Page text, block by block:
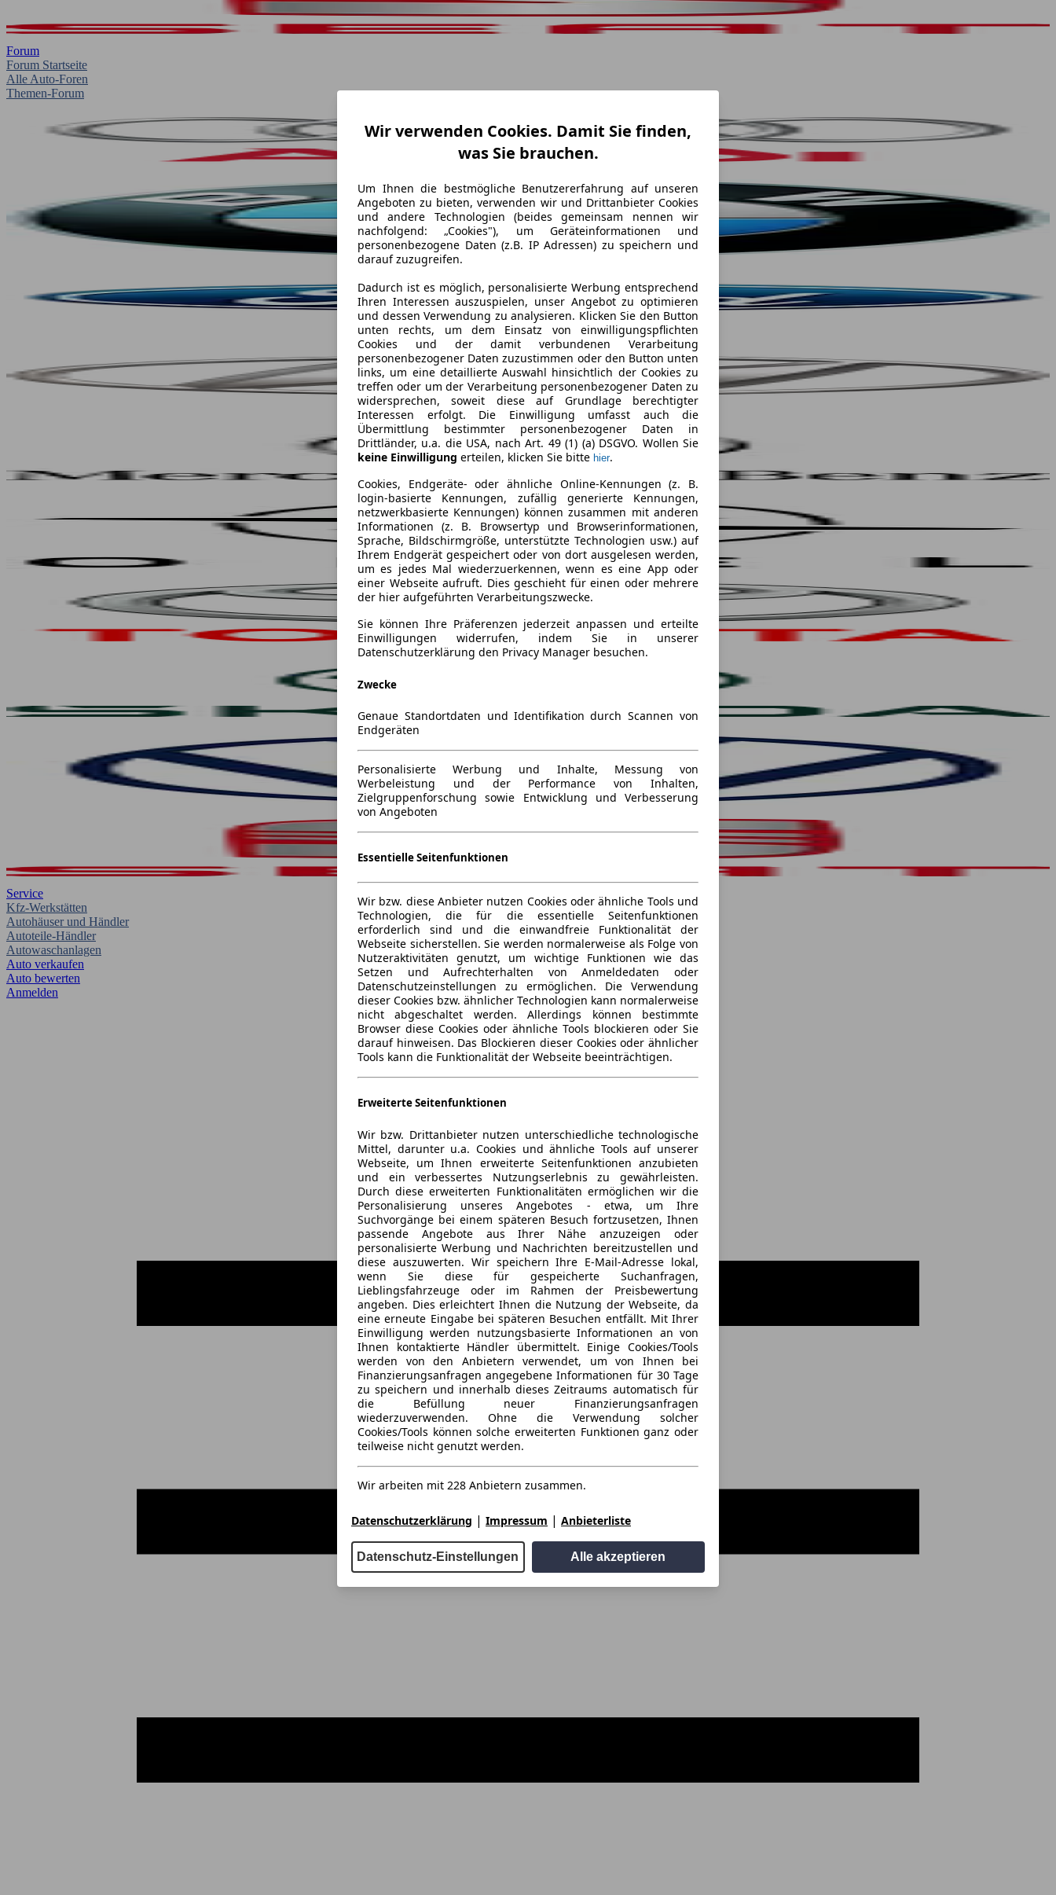
Forum
Forum Startseite
Alle Auto-Foren
Themen-Forum
Service
Kfz-Werkstätten
Autohäuser und Händler
Autoteile-Händler
Autowaschanlagen
Auto verkaufen
Auto bewerten
Anmelden
Wir verwenden Cookies. Damit Sie finden,
was Sie brauchen.
Um Ihnen die bestmögliche Benutzererfahrung auf unseren
Angeboten zu bieten, verwenden wir und Drittanbieter Cookies
und andere Technologien (beides gemeinsam nennen wir
nachfolgend: „Cookies"), um Geräteinformationen und
personenbezogene Daten (z.B. IP Adressen) zu speichern und
darauf zuzugreifen.
Dadurch ist es möglich, personalisierte Werbung entsprechend
Ihren Interessen auszuspielen, unser Angebot zu optimieren
und dessen Verwendung zu analysieren. Klicken Sie den Button
unten rechts, um dem Einsatz von einwilligungspflichten
Cookies und der damit verbundenen Verarbeitung
personenbezogener Daten zuzustimmen oder den Button unten
links, um eine detaillierte Auswahl hinsichtlich der Cookies zu
treffen oder um der Verarbeitung personenbezogener Daten zu
widersprechen, soweit diese auf Grundlage berechtigter
Interessen erfolgt. Die Einwilligung umfasst auch die
Übermittlung bestimmter personenbezogener Daten in
Drittländer, u.a. die USA, nach Art. 49 (1) (a) DSGVO. Wollen Sie
keine Einwilligung erteilen, klicken Sie bitte hier.
Cookies, Endgeräte- oder ähnliche Online-Kennungen (z. B.
login-basierte Kennungen, zufällig generierte Kennungen,
netzwerkbasierte Kennungen) können zusammen mit anderen
Informationen (z. B. Browsertyp und Browserinformationen,
Sprache, Bildschirmgröße, unterstützte Technologien usw.) auf
Ihrem Endgerät gespeichert oder von dort ausgelesen werden,
um es jedes Mal wiederzuerkennen, wenn es eine App oder
einer Webseite aufruft. Dies geschieht für einen oder mehrere
der hier aufgeführten Verarbeitungszwecke.
Sie können Ihre Präferenzen jederzeit anpassen und erteilte
Einwilligungen widerrufen, indem Sie in unserer
Datenschutzerklärung den Privacy Manager besuchen.
Zwecke
Genaue Standortdaten und Identifikation durch Scannen von
Endgeräten
Personalisierte Werbung und Inhalte, Messung von
Werbeleistung und der Performance von Inhalten,
Zielgruppenforschung sowie Entwicklung und Verbesserung
von Angeboten
Essentielle Seitenfunktionen
Wir bzw. diese Anbieter nutzen Cookies oder ähnliche Tools und
Technologien, die für die essentielle Seitenfunktionen
erforderlich sind und die einwandfreie Funktionalität der
Webseite sicherstellen. Sie werden normalerweise als Folge von
Nutzeraktivitäten genutzt, um wichtige Funktionen wie das
Setzen und Aufrechterhalten von Anmeldedaten oder
Datenschutzeinstellungen zu ermöglichen. Die Verwendung
dieser Cookies bzw. ähnlicher Technologien kann normalerweise
nicht abgeschaltet werden. Allerdings können bestimmte
Browser diese Cookies oder ähnliche Tools blockieren oder Sie
darauf hinweisen. Das Blockieren dieser Cookies oder ähnlicher
Tools kann die Funktionalität der Webseite beeinträchtigen.
Erweiterte Seitenfunktionen
Wir bzw. Drittanbieter nutzen unterschiedliche technologische
Mittel, darunter u.a. Cookies und ähnliche Tools auf unserer
Webseite, um Ihnen erweiterte Seitenfunktionen anzubieten
und ein verbessertes Nutzungserlebnis zu gewährleisten.
Durch diese erweiterten Funktionalitäten ermöglichen wir die
Personalisierung unseres Angebotes - etwa, um Ihre
Suchvorgänge bei einem späteren Besuch fortzusetzen, Ihnen
passende Angebote aus Ihrer Nähe anzuzeigen oder
personalisierte Werbung und Nachrichten bereitzustellen und
diese auszuwerten. Wir speichern Ihre E-Mail-Adresse lokal,
wenn Sie diese für gespeicherte Suchanfragen,
Lieblingsfahrzeuge oder im Rahmen der Preisbewertung
angeben. Dies erleichtert Ihnen die Nutzung der Webseite, da
eine erneute Eingabe bei späteren Besuchen entfällt. Mit Ihrer
Einwilligung werden nutzungsbasierte Informationen an von
Ihnen kontaktierte Händler übermittelt. Einige Cookies/Tools
werden von den Anbietern verwendet, um von Ihnen bei
Finanzierungsanfragen angegebene Informationen für 30 Tage
zu speichern und innerhalb dieses Zeitraums automatisch für
die Befüllung neuer Finanzierungsanfragen
wiederzuverwenden. Ohne die Verwendung solcher
Cookies/Tools können solche erweiterten Funktionen ganz oder
teilweise nicht genutzt werden.
Wir arbeiten mit 228 Anbietern zusammen.
Datenschutzerklärung | Impressum | Anbieterliste
Datenschutz-Einstellungen Alle akzeptieren